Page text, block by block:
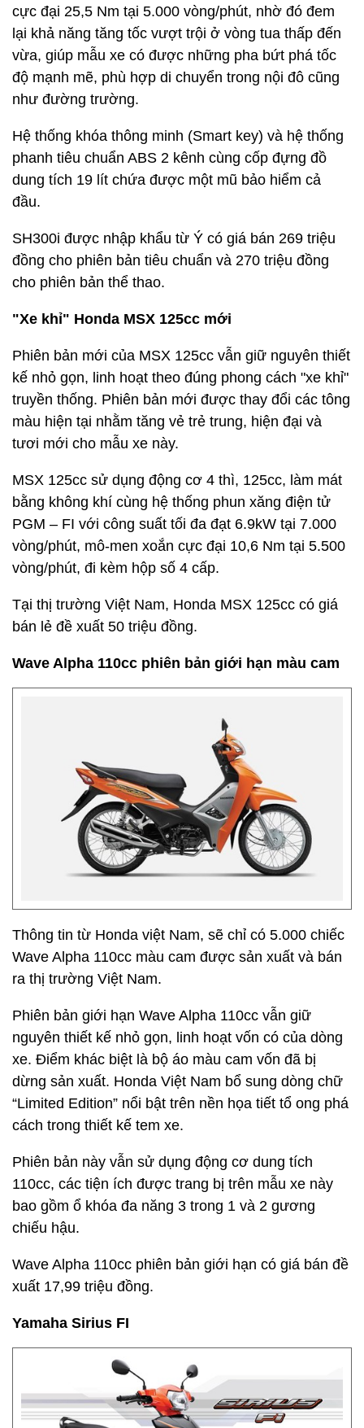
cực đại 25,5 Nm tại 5.000 vòng/phút, nhờ đó đem
lại khả năng tăng tốc vượt trội ở vòng tua thấp đến
vừa, giúp mẫu xe có được những pha bứt phá tốc
độ mạnh mẽ, phù hợp di chuyển trong nội đô cũng
như đường trường.
Hệ thống khóa thông minh (Smart key) và hệ thống
phanh tiêu chuẩn ABS 2 kênh cùng cốp đựng đồ
dung tích 19 lít chứa được một mũ bảo hiểm cả
đầu.
SH300i được nhập khẩu từ Ý có giá bán 269 triệu
đồng cho phiên bản tiêu chuẩn và 270 triệu đồng
cho phiên bản thể thao.
"Xe khỉ" Honda MSX 125cc mới
Phiên bản mới của MSX 125cc vẫn giữ nguyên thiết
kế nhỏ gọn, linh hoạt theo đúng phong cách "xe khỉ"
truyền thống. Phiên bản mới được thay đổi các tông
màu hiện tại nhằm tăng vẻ trẻ trung, hiện đại và
tươi mới cho mẫu xe này.
MSX 125cc sử dụng động cơ 4 thì, 125cc, làm mát
bằng không khí cùng hệ thống phun xăng điện tử
PGM – FI với công suất tối đa đạt 6.9kW tại 7.000
vòng/phút, mô-men xoắn cực đại 10,6 Nm tại 5.500
vòng/phút, đi kèm hộp số 4 cấp.
Tại thị trường Việt Nam, Honda MSX 125cc có giá
bán lẻ đề xuất 50 triệu đồng.
Wave Alpha 110cc phiên bản giới hạn màu cam
Thông tin từ Honda việt Nam, sẽ chỉ có 5.000 chiếc
Wave Alpha 110cc màu cam được sản xuất và bán
ra thị trường Việt Nam.
Phiên bản giới hạn Wave Alpha 110cc vẫn giữ
nguyên thiết kế nhỏ gọn, linh hoạt vốn có của dòng
xe. Điểm khác biệt là bộ áo màu cam vốn đã bị
dừng sản xuất. Honda Việt Nam bổ sung dòng chữ
“Limited Edition” nổi bật trên nền họa tiết tổ ong phá
cách trong thiết kế tem xe.
Phiên bản này vẫn sử dụng động cơ dung tích
110cc, các tiện ích được trang bị trên mẫu xe này
bao gồm ổ khóa đa năng 3 trong 1 và 2 gương
chiếu hậu.
Wave Alpha 110cc phiên bản giới hạn có giá bán đề
xuất 17,99 triệu đồng.
Yamaha Sirius FI